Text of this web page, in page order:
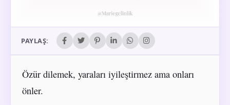
PAYLAŞ:
Özür dilemek, yaraları iyileştirmez ama onları
önler.